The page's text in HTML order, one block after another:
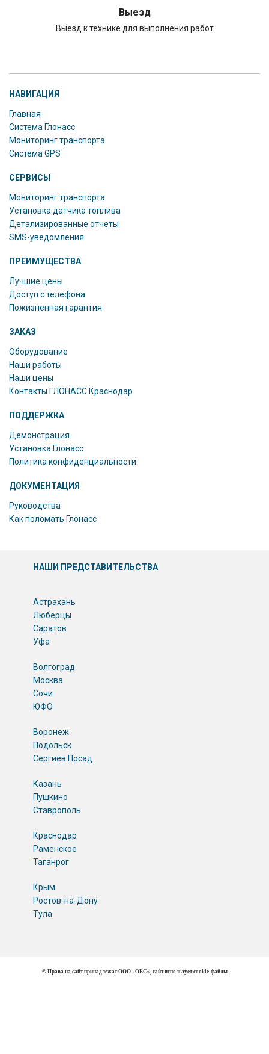
Выезд
Выезд к технике для выполнения работ
НАВИГАЦИЯ
Главная
Система Глонасс
Мониторинг транспорта
Система GPS
СЕРВИСЫ
Мониторинг транспорта
Установка датчика топлива
Детализированные отчеты
SMS-уведомления
ПРЕИМУЩЕСТВА
Лучшие цены
Доступ с телефона
Пожизненная гарантия
ЗАКАЗ
Оборудование
Наши работы
Наши цены
Контакты ГЛОНАСС Краснодар
ПОДДЕРЖКА
Демонстрация
Установка Глонасс
Политика конфиденциальности
ДОКУМЕНТАЦИЯ
Руководства
Как поломать Глонасс
НАШИ ПРЕДСТАВИТЕЛЬСТВА
Астрахань
Люберцы
Саратов
Уфа
Волгоград
Москва
Сочи
ЮФО
Воронеж
Подольск
Сергиев Посад
Казань
Пушкино
Ставрополь
Краснодар
Раменское
Таганрог
Крым
Ростов-на-Дону
Тула
© Права на сайт принадлежат ООО «ОБС», сайт использует cookie-файлы